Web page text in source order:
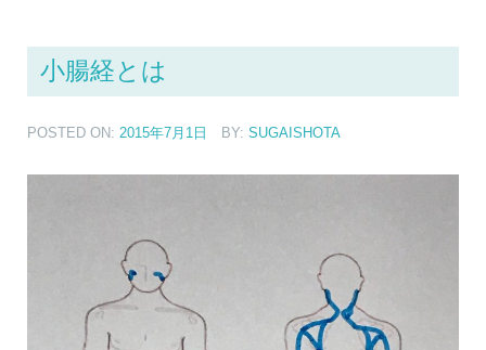
小腸経とは
POSTED ON: 2015年7月1日 BY:SUGAISHOTA